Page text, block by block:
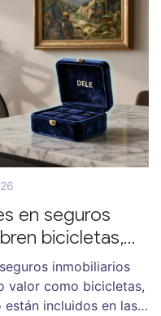
en seguros
bicicletas,
y joyasinmobiliarios
valor como bicicletas,
incluidos en las